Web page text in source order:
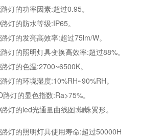
灯的功率因素:超过0.95。
灯的防水等级:IP65。
灯的发亮高效率:超过75lm/W。
灯的照明灯具变换高效率:超过88%。
灯的色温:2700~6500K。
灯的环境湿度:10%RH~90%RH。
灯的显色指数:Ra>75%。
灯的led光通量曲线图:蜘蛛翼形。
灯的照明灯具使用寿命:超过50000H